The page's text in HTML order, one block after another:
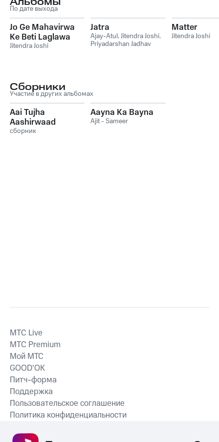
По дате выхода
Jo Ge Mahavirwa
Ke Beti Laglawa
nay laaj
Jitendra Joshi
Jatra
Ajay-Atul,Jitendra Joshi,
Priyadarshan Jadhav
Matter
Jitendra Joshi
Сборники
Участие в других альбомах
Aai Tujha
Aashirwaad
сборник
Aayna Ka Bayna
Ajit - Sameer
MTС Live
MTС Premium
Мой МТС
GOOD’OK
Питч-форма
Поддержка
Пользовательское соглашение
Политика конфиденциальности